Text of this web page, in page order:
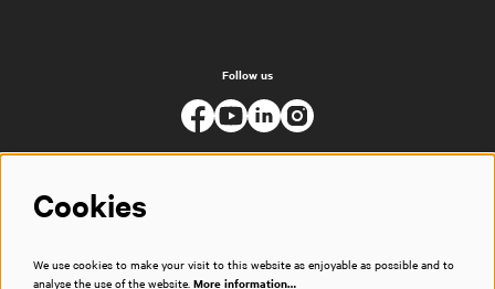
Follow us
Cookies
We use cookies to make your visit to this website as enjoyable as possible and to
analyse the use of the website. More information…